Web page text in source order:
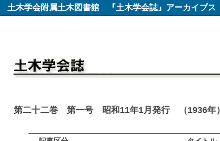
土木学会附属土木図書館 『土木学会誌』アーカイブス
第二十二巻 第一号 昭和11年1月発行 （1936年